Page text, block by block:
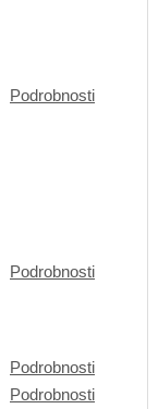
Podrobnosti
Podrobnosti
Podrobnosti
Podrobnosti